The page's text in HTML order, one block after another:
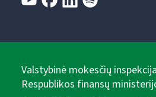
Valstybinė mokesčių
Respublikos finansų